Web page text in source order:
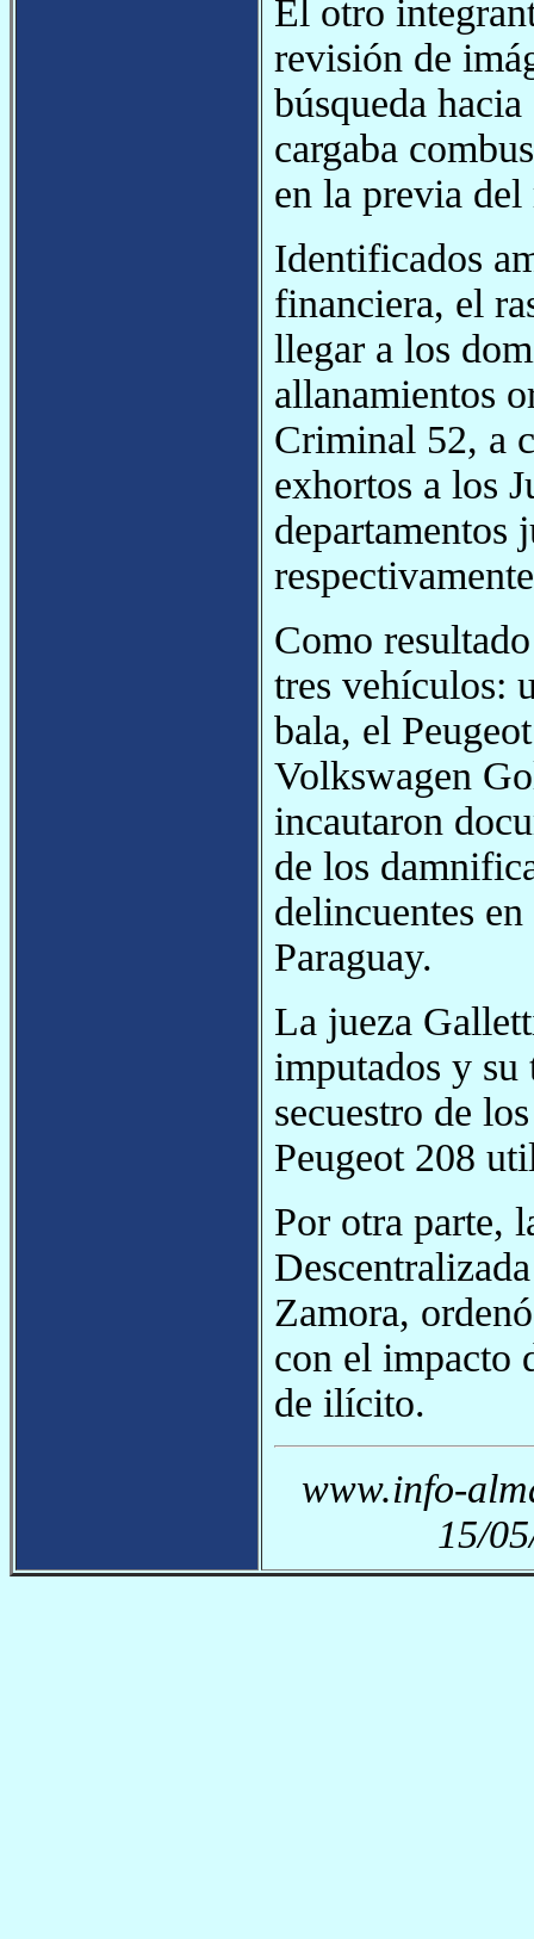
El otro
revisión de
búsqueda
cargaba
en la previa
Identificados
financiera, el
llegar a los
allanamientos
Criminal 52, a
exhortos a los
departamentos
Como
tres vehículos:
bala, el
Volkswagen
incautaron
de los
delincuentes
Paraguay.
La jueza
imputados y su
secuestro de
Peugeot 208
Por otra parte,
Zamora,
con el impacto
de ilícito.
www.info-
15/